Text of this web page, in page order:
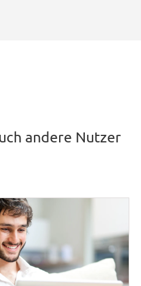
andere Nutzer